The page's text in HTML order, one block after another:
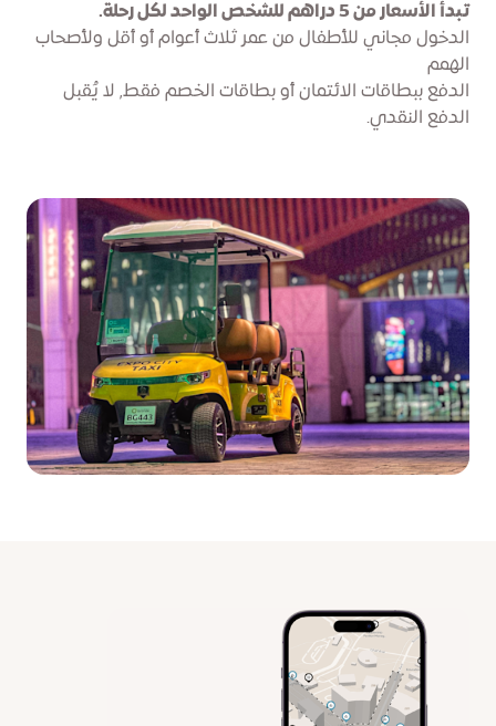
تبدأ الأسعار من 5 دراهم للشخص الواحد لكل رحلة.
الدخول مجاني للأطفال من عمر ثلاث أعوام أو أقل ولأصحاب
الهمم
الدفع ببطاقات الائتمان أو بطاقات الخصم فقط, لا يُقبل
الدفع النقدي.